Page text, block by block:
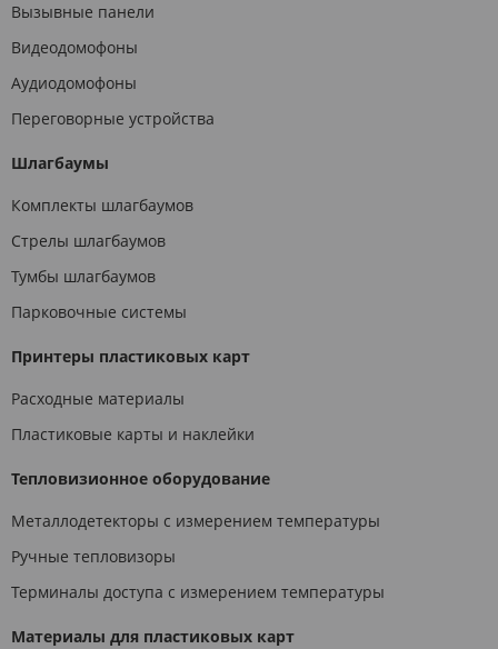
Вызывные панели
Видеодомофоны
Аудиодомофоны
Переговорные устройства
Шлагбаумы
Комплекты шлагбаумов
Стрелы шлагбаумов
Тумбы шлагбаумов
Парковочные системы
Принтеры пластиковых карт
Расходные материалы
Пластиковые карты и наклейки
Тепловизионное оборудование
Металлодетекторы с измерением температуры
Ручные тепловизоры
Терминалы доступа с измерением температуры
Материалы для пластиковых карт